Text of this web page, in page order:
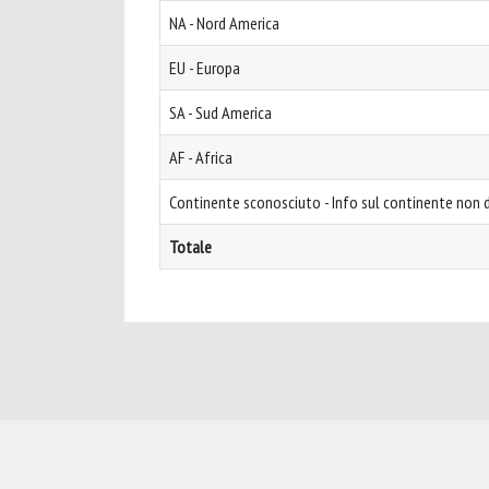
NA - Nord America
EU - Europa
SA - Sud America
AF - Africa
Continente sconosciuto - Info sul continente non
Totale